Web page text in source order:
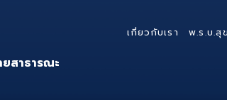
สาธารณะ
เกี่ยวกับเรา พ.ร.บ.